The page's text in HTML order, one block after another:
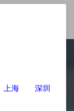
上海
深圳